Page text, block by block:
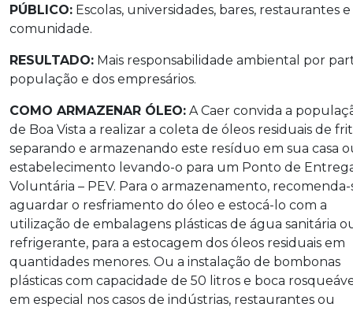
PÚBLICO: Escolas, universidades, bares, restaurantes e
comunidade.
RESULTADO: Mais responsabilidade ambiental por
população e dos empresários.
COMO ARMAZENAR ÓLEO: A Caer convida a
de Boa Vista a realizar a coleta de óleos residuais de
separando e armazenando este resíduo em sua casa
estabelecimento levando-o para um Ponto de
Voluntária – PEV. Para o armazenamento, recomenda-
aguardar o resfriamento do óleo e estocá-lo com a
utilização de embalagens plásticas de água sanitária
refrigerante, para a estocagem dos óleos residuais em
quantidades menores. Ou a instalação de bombonas
plásticas com capacidade de 50 litros e boca
em especial nos casos de indústrias, restaurantes ou